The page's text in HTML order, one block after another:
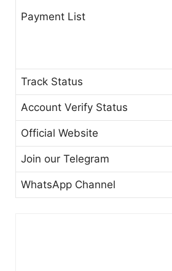
Payment List
Track Status
Account Verify Status
Official Website
Join our Telegram
WhatsApp Channel